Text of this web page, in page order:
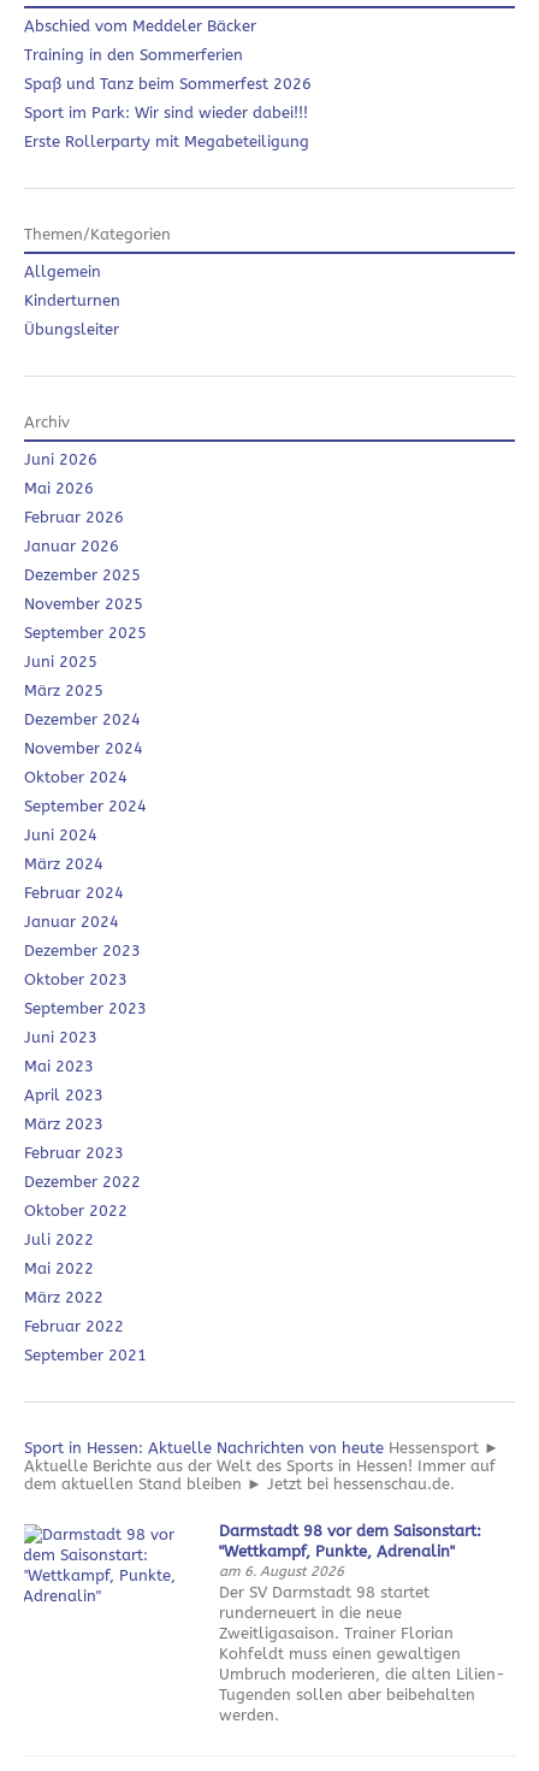
Abschied vom Meddeler Bäcker
Training in den Sommerferien
Spaß und Tanz beim Sommerfest 2026
Sport im Park: Wir sind wieder dabei!!!
Erste Rollerparty mit Megabeteiligung
Themen/Kategorien
Allgemein
Kinderturnen
Übungsleiter
Archiv
Juni 2026
Mai 2026
Februar 2026
Januar 2026
Dezember 2025
November 2025
September 2025
Juni 2025
März 2025
Dezember 2024
November 2024
Oktober 2024
September 2024
Juni 2024
März 2024
Februar 2024
Januar 2024
Dezember 2023
Oktober 2023
September 2023
Juni 2023
Mai 2023
April 2023
März 2023
Februar 2023
Dezember 2022
Oktober 2022
Juli 2022
Mai 2022
März 2022
Februar 2022
September 2021
Sport in Hessen: Aktuelle Nachrichten von heute Hessensport ►
Aktuelle Berichte aus der Welt des Sports in Hessen! Immer auf
dem aktuellen Stand bleiben ► Jetzt bei hessenschau.de.
Darmstadt 98 vor dem Saisonstart:
"Wettkampf, Punkte, Adrenalin"
am 6. August 2026
Der SV Darmstadt 98 startet
runderneuert in die neue
Zweitligasaison. Trainer Florian
Kohfeldt muss einen gewaltigen
Umbruch moderieren, die alten Lilien-
Tugenden sollen aber beibehalten
werden.